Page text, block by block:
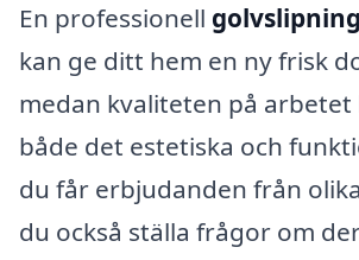
En professionell
kan ge ditt hem en ny frisk
medan kvaliteten på arbetet
både det estetiska och
du får erbjudanden från
du också ställa frågor om